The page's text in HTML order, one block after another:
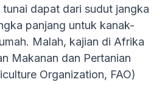
dapat dari sudut jangka
panjang untuk kanak-
Malah, kajian di Afrika
Makanan dan Pertanian
Organization, FAO)